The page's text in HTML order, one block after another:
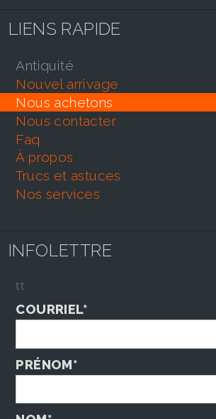
LIENS RAPIDE
antiquité
nouvel arrivage
nous achetons
nous contacter
faq
À propos
trucs et astuces
nos services
INFOLETTRE
tt
COURRIEL*
PRÉNOM*